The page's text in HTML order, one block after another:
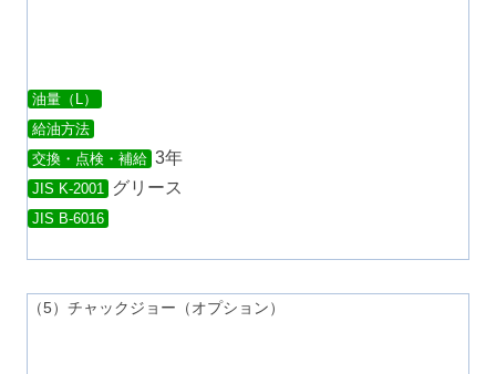
油量（L）
給油方法
交換・点検・補給 3年
JIS K-2001 グリース
JIS B-6016
（5）チャックジョー（オプション）